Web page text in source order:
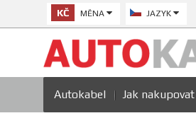
KČ MĚNA JAZYK
Autokabel Jak nakupovat